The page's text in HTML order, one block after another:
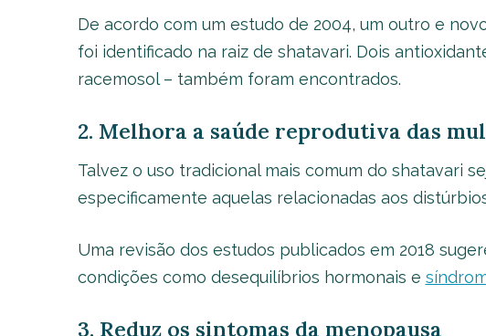
De acordo com um estudo de 2004, um outro e
foi identificado na raiz de shatavari. Dois
racemosol – também foram encontrados.
2. Melhora a saúde reprodutiva das
Talvez o uso tradicional mais comum do shatavari
especificamente aquelas relacionadas aos
Uma revisão dos estudos publicados em 2018
condições como desequilíbrios hormonais e
3. Reduz os sintomas da menopausa